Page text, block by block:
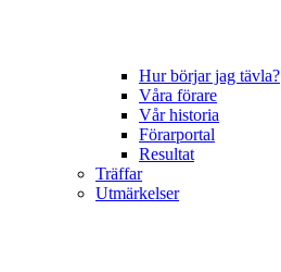
Hur börjar jag tävla?
Våra förare
Vår historia
Förarportal
Resultat
Träffar
Utmärkelser